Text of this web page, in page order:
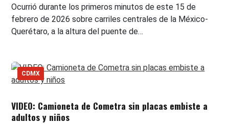
Ocurrió durante los primeros minutos de este 15 de
febrero de 2026 sobre carriles centrales de la México-
Querétaro, a la altura del puente de…
CDMX
VIDEO: Camioneta de Cometra sin placas embiste a
adultos y niños